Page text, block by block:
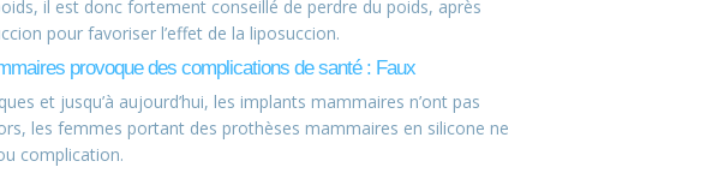
il est donc fortement conseillé de perdre du poids, après
pour favoriser l’effet de la liposuccion.
provoque des complications de santé : Faux
et jusqu’à aujourd’hui, les implants mammaires n’ont pas
les femmes portant des prothèses mammaires en silicone ne
complication.